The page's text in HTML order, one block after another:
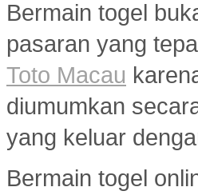
Bermain togel
pasaran yang
Toto Macau
diumumkan
yang keluar
Bermain togel